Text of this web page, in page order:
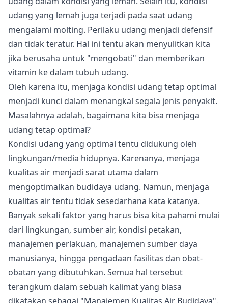
udang yang lemah juga terjadi pada saat udang
mengalami molting. Perilaku udang menjadi defensif
dan tidak teratur. Hal ini tentu akan menyulitkan kita
jika berusaha untuk "mengobati" dan memberikan
vitamin ke dalam tubuh udang.
Oleh karena itu, menjaga kondisi udang tetap optimal
menjadi kunci dalam menangkal segala jenis penyakit.
Masalahnya adalah, bagaimana kita bisa menjaga
udang tetap optimal?
Kondisi udang yang optimal tentu didukung oleh
lingkungan/media hidupnya. Karenanya, menjaga
kualitas air menjadi sarat utama dalam
mengoptimalkan budidaya udang. Namun, menjaga
kualitas air tentu tidak sesedarhana kata katanya.
Banyak sekali faktor yang harus bisa kita pahami mulai
dari lingkungan, sumber air, kondisi petakan,
manajemen perlakuan, manajemen sumber daya
manusianya, hingga pengadaan fasilitas dan obat-
obatan yang dibutuhkan. Semua hal tersebut
terangkum dalam sebuah kalimat yang biasa